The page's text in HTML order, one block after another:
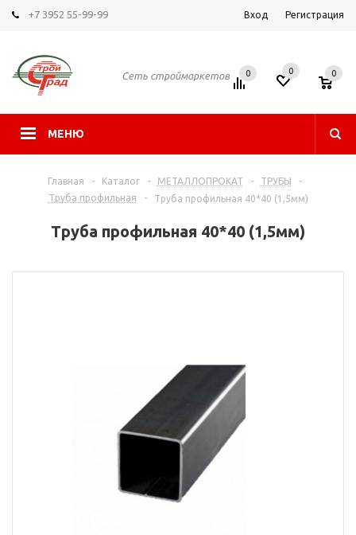
+7 3952 55-99-99 Вход Регистрация
Сеть строймаркетов
МЕНЮ
0 0 0
Главная - Каталог - МЕТАЛЛОПРОКАТ - ТРУБЫ
-
Труба профильная
- Труба профильная 40*40 (1,5мм)
Труба профильная 40*40 (1,5мм)